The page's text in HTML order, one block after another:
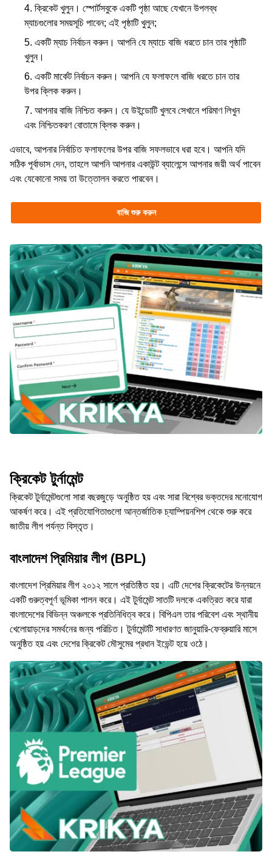
ক্রিকেট খুলুন। স্পোর্টসবুকে একটি পৃষ্ঠা আছে যেখানে উপলব্ধ
ম্যাচগুলোর সময়সূচি পাবেন; এই পৃষ্ঠাটি খুলুন;
একটি ম্যাচ নির্বাচন করুন। আপনি যে ম্যাচে বাজি ধরতে চান তার পৃষ্ঠাটি
খুলুন।
একটি মার্কেট নির্বাচন করুন। আপনি যে ফলাফলে বাজি ধরতে চান তার
উপর ক্লিক করুন।
আপনার বাজি নিশ্চিত করুন। যে উইন্ডোটি খুলবে সেখানে পরিমাণ লিখুন
এবং নিশ্চিতকরণ বোতামে ক্লিক করুন।
এভাবে, আপনার নির্বাচিত ফলাফলের উপর বাজি সফলভাবে ধরা হবে। আপনি যদি
সঠিক পূর্বাভাস দেন, তাহলে আপনি আপনার একাউন্ট ব্যালেন্সে আপনার জয়ী অর্থ পাবেন
এবং যেকোনো সময় তা উত্তোলন করতে পারবেন।
বাজি শুরু করুন
ক্রিকেট টুর্নামেন্ট
ক্রিকেট টুর্নামেন্টগুলো সারা বছরজুড়ে অনুষ্ঠিত হয় এবং সারা বিশ্বের ভক্তদের মনোযোগ
আকর্ষণ করে। এই প্রতিযোগিতাগুলো আন্তর্জাতিক চ্যাম্পিয়নশিপ থেকে শুরু করে
জাতীয় লীগ পর্যন্ত বিস্তৃত।
বাংলাদেশ প্রিমিয়ার লীগ (BPL)
বাংলাদেশ প্রিমিয়ার লীগ ২০১২ সালে প্রতিষ্ঠিত হয়। এটি দেশের ক্রিকেটের উন্নয়নে
একটি গুরুত্বপূর্ণ ভূমিকা পালন করে। এই টুর্নামেন্ট সাতটি দলকে একত্রিত করে যারা
বাংলাদেশের বিভিন্ন অঞ্চলকে প্রতিনিধিত্ব করে। বিপিএল তার পরিবেশ এবং স্থানীয়
খেলোয়াড়দের সমর্থনের জন্য পরিচিত। টুর্নামেন্টটি সাধারণত জানুয়ারি-ফেব্রুয়ারি মাসে
অনুষ্ঠিত হয় এবং দেশের ক্রিকেট মৌসুমের প্রধান ইভেন্ট হয়ে ওঠে।